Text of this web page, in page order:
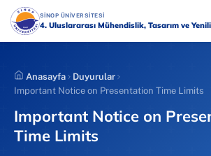
İçeriğe
atla
SİNOP ÜNİVERSİTESİ(YENI SEKMEDE AÇILIR)
Anasayfa
Duyurular
Important Notice on Presentation Time Limits
Important Notice on
Time Limits